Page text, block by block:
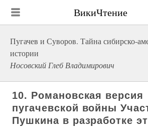
ВикиЧтение
Пугачев и Суворов. Тайна сибирско-
истории
Носовский Глеб Владимирович
10. Романовская версия
пугачевской войны
Пушкина в разработке